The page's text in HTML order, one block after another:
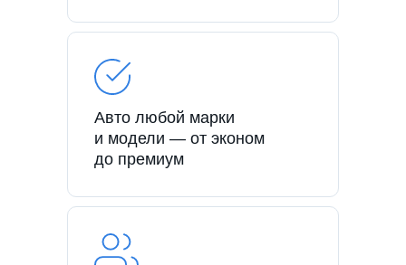
Авто любой марки
и модели — от эконом
до премиум